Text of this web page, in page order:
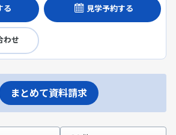
る 見学予約する
わせ
まとめて資料請求